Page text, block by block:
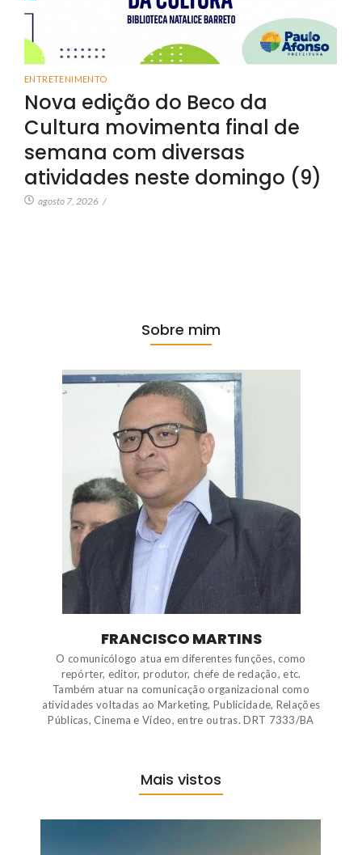
ENTRETENIMENTO
Nova edição do Beco da
Cultura movimenta final de
semana com diversas
atividades neste domingo (9)
agosto 7, 2026 /
Sobre mim
FRANCISCO MARTINS
O comunicólogo atua em diferentes funções, como
repórter, editor, produtor, chefe de redação, etc.
Também atuar na comunicação organizacional como
atividades voltadas ao Marketing, Publicidade, Relações
Públicas, Cinema e Vídeo, entre outras. DRT 7333/BA
Mais vistos